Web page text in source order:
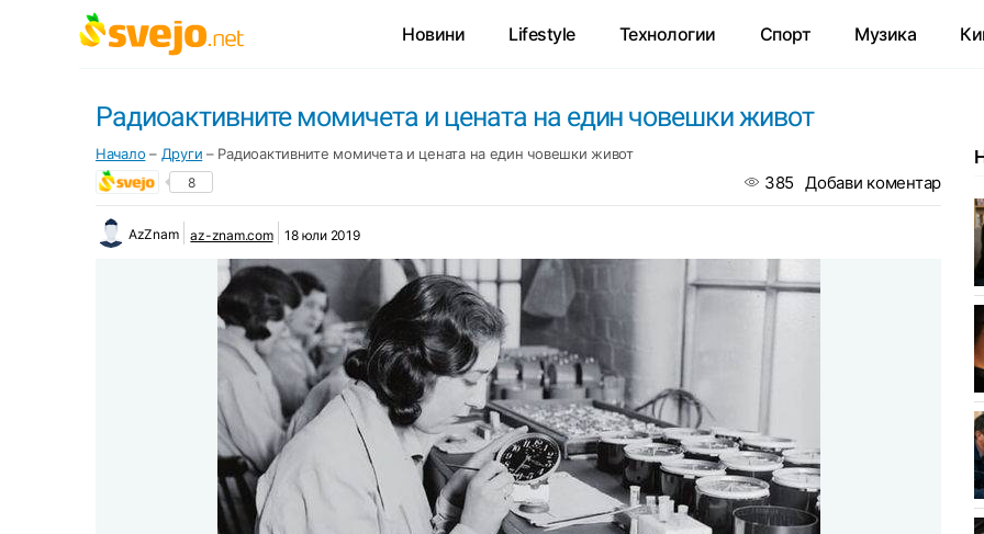
Новини Lifestyle Технологии Спорт Музика
Радиоактивните момичета и цената на един човешки живот
Начало – Други – Радиоактивните момичета и цената на един човешки живот
8 385 Добави коментар
AzZnam az-znam.com 18 юли 2019